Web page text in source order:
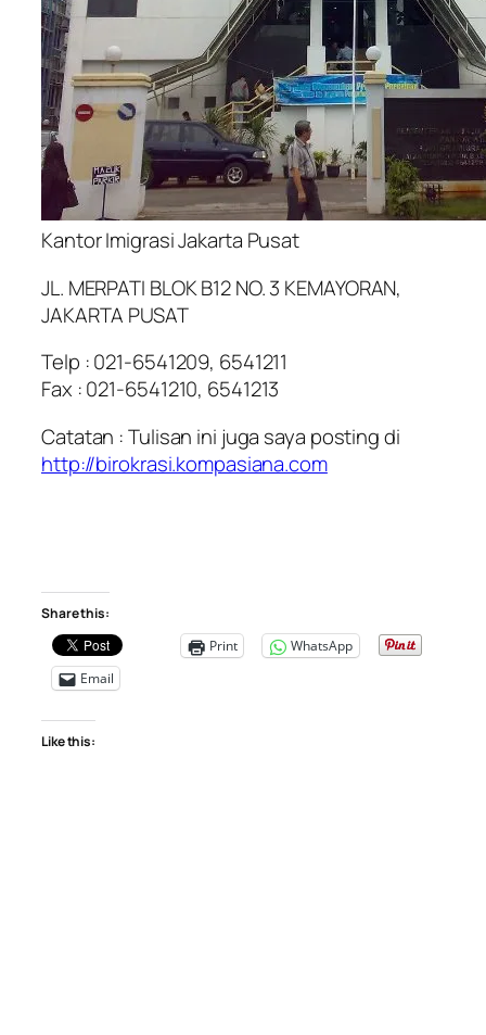
Kantor Imigrasi Jakarta Pusat
JL. MERPATI BLOK B12 NO. 3 KEMAYORAN,
JAKARTA PUSAT
Telp : 021-6541209, 6541211
Fax : 021-6541210, 6541213
Catatan : Tulisan ini juga saya posting di
http://birokrasi.kompasiana.com
Share this:
Print
WhatsApp
Email
Like this: